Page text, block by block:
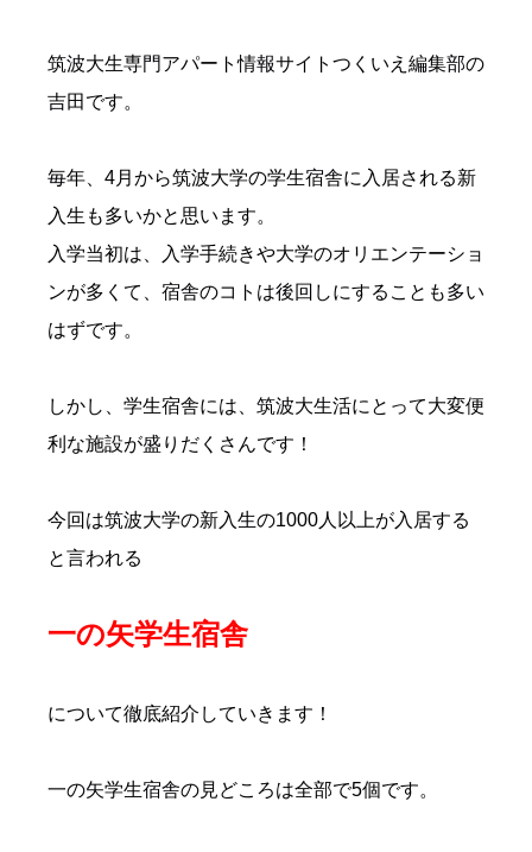
筑波大生専門アパート情報サイトつくいえ編集部の
吉田です。
毎年、4月から筑波大学の学生宿舎に入居される新
入生も多いかと思います。
入学当初は、入学手続きや大学のオリエンテーショ
ンが多くて、宿舎のコトは後回しにすることも多い
はずです。
しかし、学生宿舎には、筑波大生活にとって大変便
利な施設が盛りだくさんです！
今回は筑波大学の新入生の1000人以上が入居する
と言われる
一の矢学生宿舎
について徹底紹介していきます！
一の矢学生宿舎の見どころは全部で5個です。